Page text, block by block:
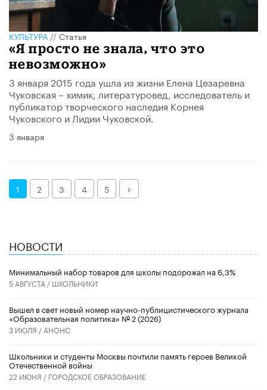
КУЛЬТУРА//Статья
«Я просто не знала, что это
невозможно»
3 января 2015 года ушла из жизни Елена Цезаревна
Чуковская – химик, литературовед, исследователь и
публикатор творческого наследия Корнея
Чуковского и Лидии Чуковской.
3 января
1 2 3 4 5 Далее
НОВОСТИ
Минимальный набор товаров для школы подорожал на 6,3%
5 АВГУСТА / ШКОЛЬНИКИ
Вышел в свет новый номер научно-публицистического журнала
«Образовательная политика» № 2 (2026)
3 ИЮЛЯ / АНОНС
Школьники и студенты Москвы почтили память героев Великой
Отечественной войны
22 ИЮНЯ / ГОРОДСКОЕ ОБРАЗОВАНИЕ